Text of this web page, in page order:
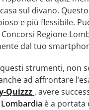
sul divano.
e più flessibile.
Regione
dal tuo
strumenti, non
ad affrontare
Quizzz , avere
è a portata